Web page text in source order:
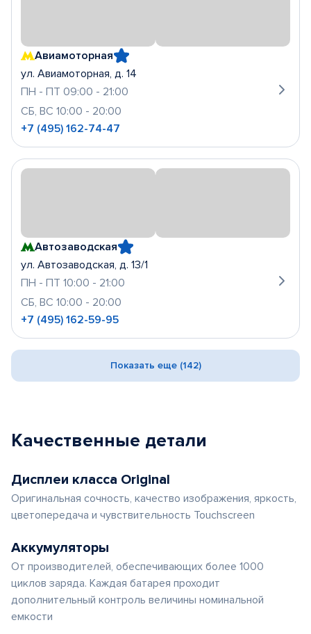
Авиамоторная
ул. Авиамоторная, д. 14
ПН - ПТ 09:00 - 21:00
СБ, ВС 10:00 - 20:00
+7 (495) 162-74-47
Автозаводская
ул. Автозаводская, д. 13/1
ПН - ПТ 10:00 - 21:00
СБ, ВС 10:00 - 20:00
+7 (495) 162-59-95
Показать еще (142)
Качественные детали
Дисплеи класса Original
Оригинальная сочность, качество изображения, яркость,
цветопередача и чувствительность Touchscreen
Аккумуляторы
От производителей, обеспечивающих более 1000
циклов заряда. Каждая батарея проходит
дополнительный контроль величины номинальной
емкости